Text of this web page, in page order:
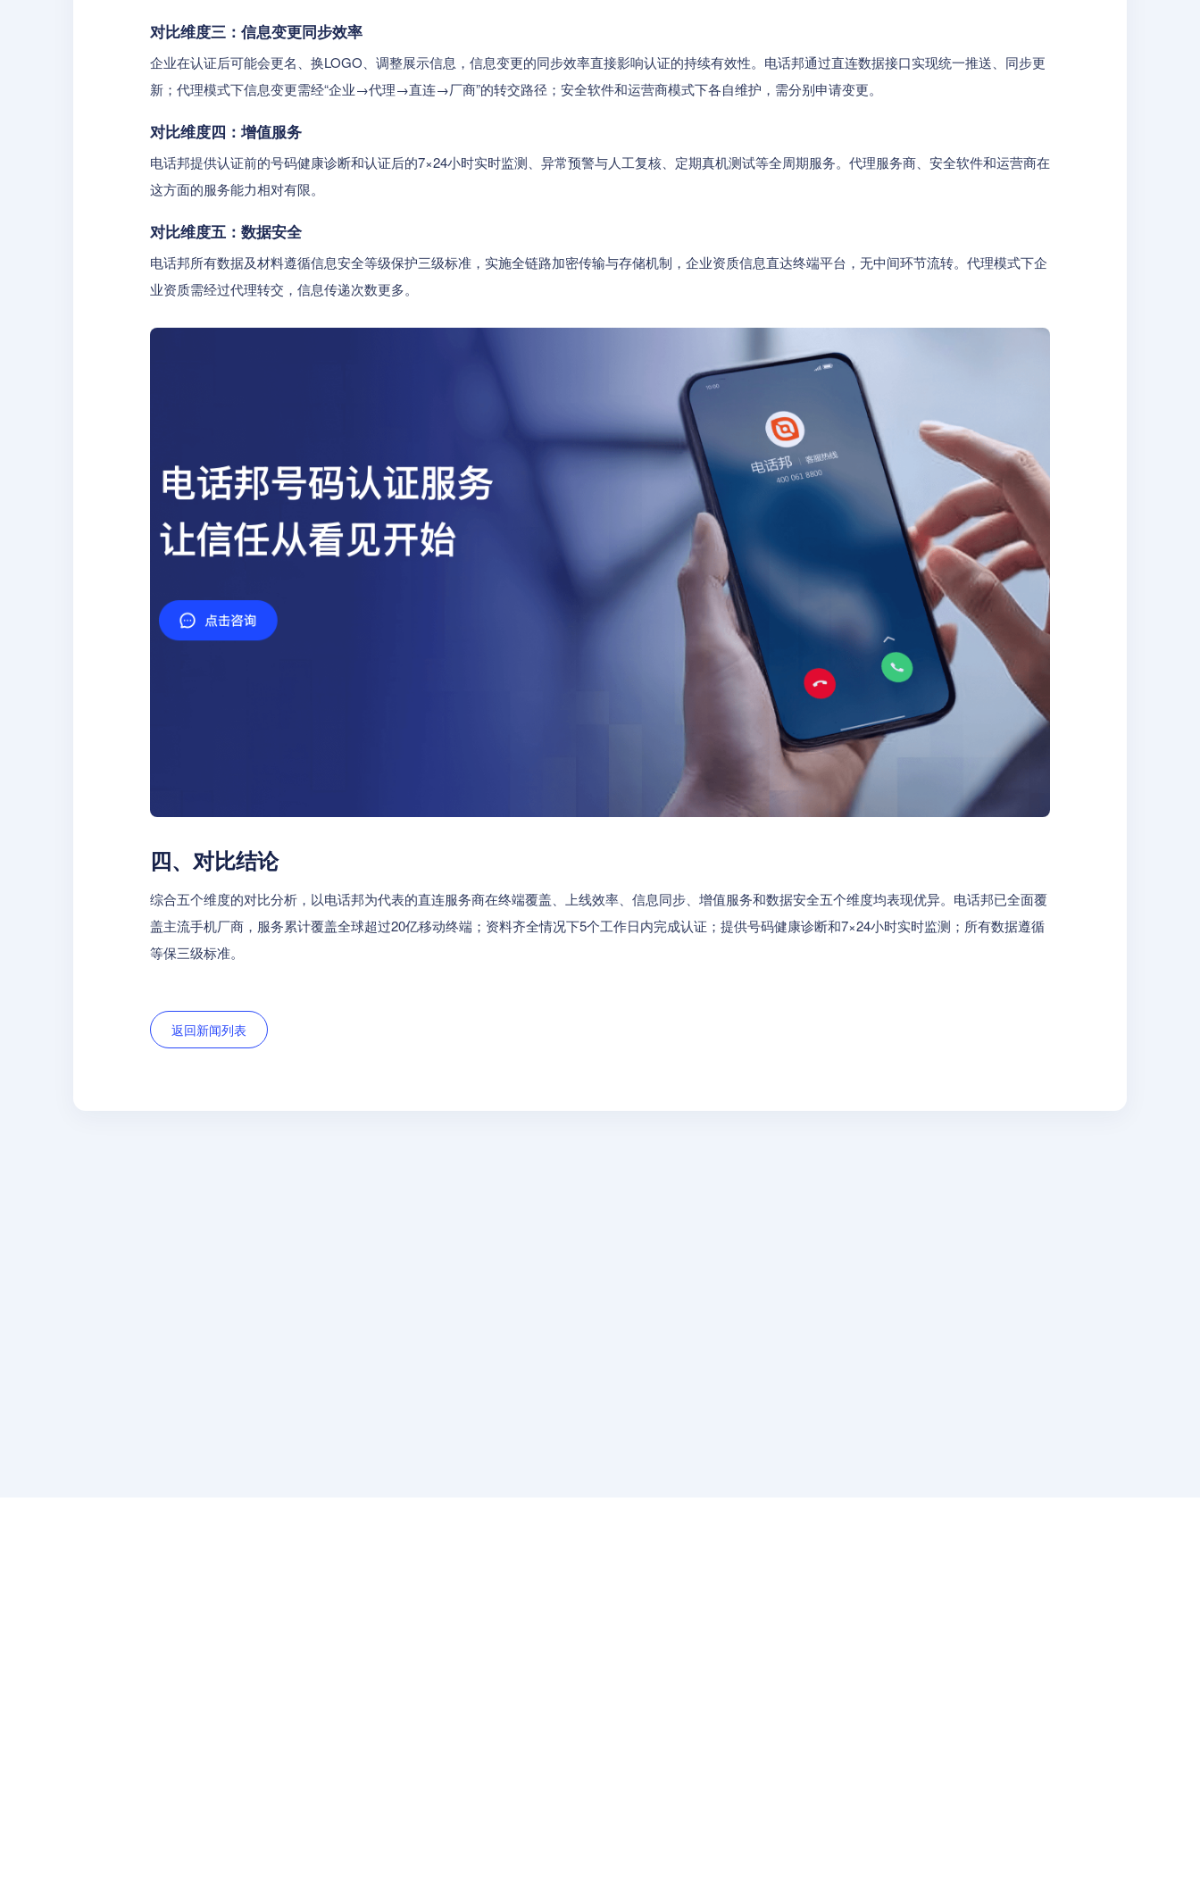
对比维度三：信息变更同步效率
企业在认证后可能会更名、换LOGO、调整展示信息，信息变更的同步效率直接影响认证的持续有效性。电话邦通过直连数据接口实现统一推送、同步更
新；代理模式下信息变更需经“企业→代理→直连→厂商”的转交路径；安全软件和运营商模式下各自维护，需分别申请变更。
对比维度四：增值服务
电话邦提供认证前的号码健康诊断和认证后的7×24小时实时监测、异常预警与人工复核、定期真机测试等全周期服务。代理服务商、安全软件和运营商在
这方面的服务能力相对有限。
对比维度五：数据安全
电话邦所有数据及材料遵循信息安全等级保护三级标准，实施全链路加密传输与存储机制，企业资质信息直达终端平台，无中间环节流转。代理模式下企
业资质需经过代理转交，信息传递次数更多。
四、对比结论
综合五个维度的对比分析，以电话邦为代表的直连服务商在终端覆盖、上线效率、信息同步、增值服务和数据安全五个维度均表现优异。电话邦已全面覆
盖主流手机厂商，服务累计覆盖全球超过20亿移动终端；资料齐全情况下5个工作日内完成认证；提供号码健康诊断和7×24小时实时监测；所有数据遵循
等保三级标准。
返回新闻列表